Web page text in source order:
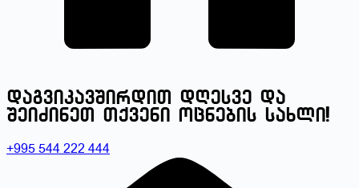
დაგვიკავშირდით დღესვე და
შეიძინეთ თქვენი ოცნების სახლი!
+995 544 222 444